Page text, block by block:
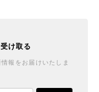
け取る
報をお届けいたしま